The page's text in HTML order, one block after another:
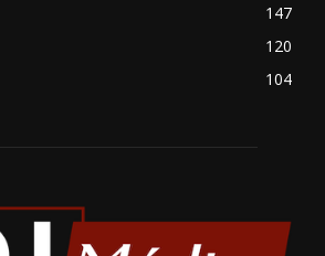
147
120
104